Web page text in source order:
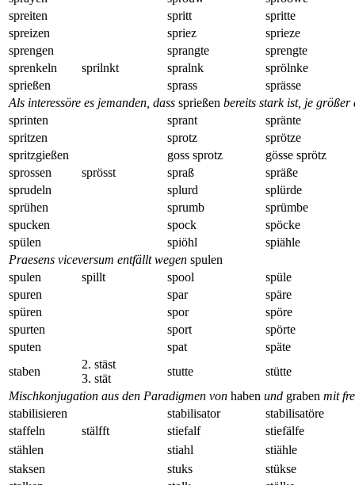
spreiten
spritt
spritte
spreizen
spriez
sprieze
sprengen
sprangte
sprengte
sprenkeln
sprilnkt spralnk
sprölnke
sprießen
sprass
sprässe
Als interessöre es jemanden, dass sprießen bereits stark ist, je größer
sprinten
sprant
spränte
spritzen
sprotz
sprötze
spritzgießen
goss sprotz
gösse sprötz
sprossen
sprösst spraß
spräße
sprudeln
splurd
splürde
sprühen
sprumb
sprümbe
spucken
spock
spöcke
spülen
spiöhl
spiähle
Praesens viceversum entfällt wegen spulen
spulen
spillt spool
spüle
spuren
spar
späre
spüren
spor
spöre
spurten
sport
spörte
sputen
spat
späte
staben
2. stäst
3. stät
stutte
stütte
Mischkonjugation aus den Paradigmen von haben und graben mit
stabilisieren
stabilisator
stabilisatöre
staffeln
stälfft stiefalf
stiefälfe
stählen
stiahl
stiähle
staksen
stuks
stükse